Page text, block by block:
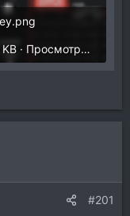
736,9 KB · Просмотры: 349
#201